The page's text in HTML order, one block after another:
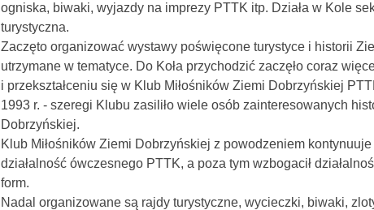
ogniska, biwaki, wyjazdy na imprezy PTTK itp. Działa w Kole
turystyczna.
Zaczęto organizować wystawy poświęcone turystyce i historii
utrzymane w tematyce. Do Koła przychodzić zaczęło coraz
i przekształceniu się w Klub Miłośników Ziemi Dobrzyńskiej
1993 r. - szeregi Klubu zasiliło wiele osób zainteresowanych
Dobrzyńskiej.
Klub Miłośników Ziemi Dobrzyńskiej z powodzeniem
działalność ówczesnego PTTK, a poza tym wzbogacił
form.
Nadal organizowane są rajdy turystyczne, wycieczki, biwaki,